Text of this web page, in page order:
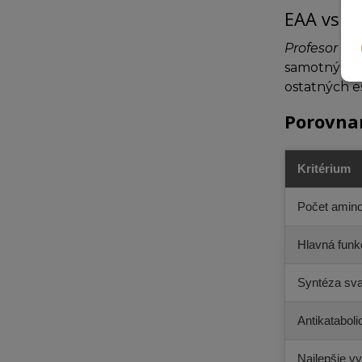
EAA vs.
Profesor
samotnými
ostatných
Kritérium
Počet
Hlavná
Syntéza
Najlepšie